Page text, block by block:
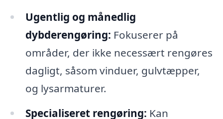
Ugentlig og månedlig
dybderengøring: Fokuserer på
områder, der ikke necessært rengøres
dagligt, såsom vinduer, gulvtæpper,
og lysarmaturer.
Specialiseret rengøring: Kan